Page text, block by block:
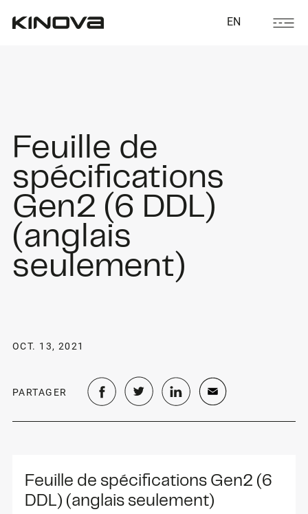
EN
Feuille de
spécifications
Gen2 (6 DDL)
(anglais
seulement)
OCT. 13, 2021
PARTAGER
Feuille de spécifications Gen2 (6
DDL) (anglais seulement)